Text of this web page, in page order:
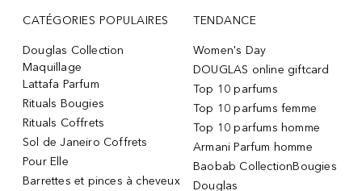
CATÉGORIES POPULAIRES
Douglas Collection
Maquillage
Lattafa Parfum
Rituals Bougies
Rituals Coffrets
Sol de Janeiro Coffrets
Pour Elle
Barrettes et pinces à cheveux
TENDANCE
Women's Day
DOUGLAS online giftcard
Top 10 parfums
Top 10 parfums femme
Top 10 parfums homme
Armani Parfum homme
Baobab CollectionBougies
Douglas